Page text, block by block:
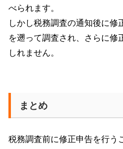
べられます。
しかし税務調査の通知後に修
を遡って調査され、さらに修
しれません。
まとめ
税務調査前に修正申告を行う